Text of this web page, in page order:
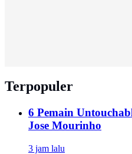
Terpopuler
6 Pemain
Jose Mourinho
3 jam lalu